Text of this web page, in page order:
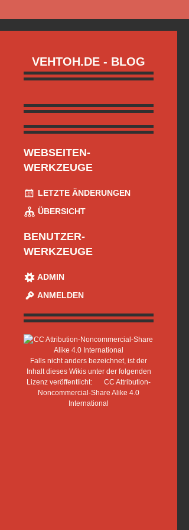
VEHTOH.DE - BLOG
WEBSEITEN-
WERKZEUGE
LETZTE ÄNDERUNGEN
ÜBERSICHT
BENUTZER-
WERKZEUGE
ADMIN
ANMELDEN
Falls nicht anders bezeichnet, ist der
Inhalt dieses Wikis unter der folgenden
Lizenz veröffentlicht:
CC Attribution-
Noncommercial-Share Alike 4.0
International